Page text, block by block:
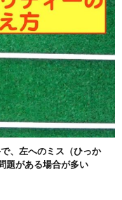
、左へのミス（ひっか
題がある場合が多い